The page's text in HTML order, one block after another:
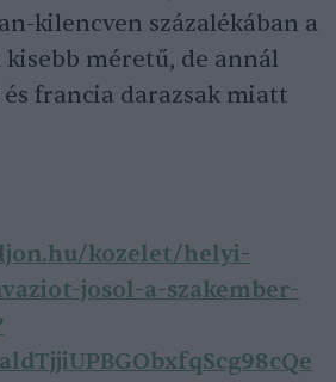
kilencven százalékában a
méretű, de annál
francia darazsak miatt
kozelet/helyi-
josol-a-szakember-